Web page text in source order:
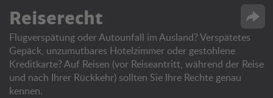
Reiserecht
Flugverspätung oder Autounfall im Ausland? Verspätetes
Gepäck, unzumutbares Hotelzimmer oder gestohlene
Kreditkarte? Auf Reisen (vor Reiseantritt, während der Reise
und nach Ihrer Rückkehr) sollten Sie Ihre Rechte genau
kennen.